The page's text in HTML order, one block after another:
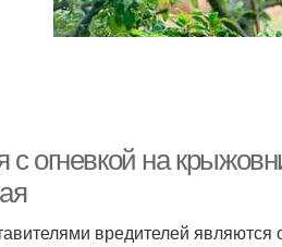
с огневкой на
вредителей